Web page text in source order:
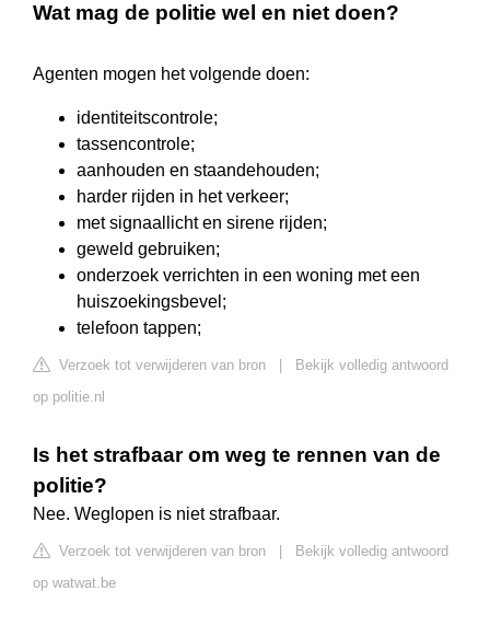
Wat mag de politie wel en niet doen?
Agenten mogen het volgende doen:
identiteitscontrole;
tassencontrole;
aanhouden en staandehouden;
harder rijden in het verkeer;
met signaallicht en sirene rijden;
geweld gebruiken;
onderzoek verrichten in een woning met een
huiszoekingsbevel;
telefoon tappen;
Verzoek tot verwijderen van bron
Bekijk volledig antwoord
op politie.nl
Is het strafbaar om weg te rennen van de
politie?
Nee. Weglopen is niet strafbaar.
Verzoek tot verwijderen van bron
Bekijk volledig antwoord
op watwat.be